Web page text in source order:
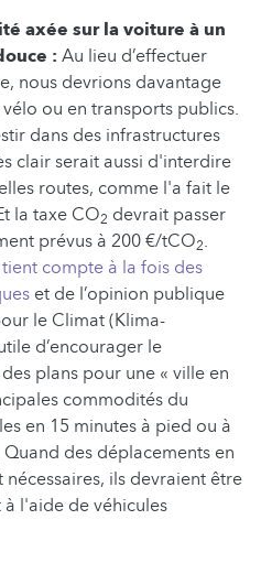
axée sur la voiture à un
: Au lieu d’effectuer
nous devrions davantage
ou en transports publics.
dans des infrastructures
clair serait aussi d'interdire
routes, comme l'a fait le
la taxe CO2 devrait passer
prévus à 200 €/tCO2.
compte à la fois des
et de l’opinion publique
le Climat (Klima-
d’encourager le
plans pour une « ville en
commodités du
en 15 minutes à pied ou à
des déplacements en
ils devraient être
l'aide de véhicules